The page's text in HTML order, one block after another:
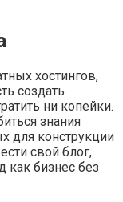
хостингов,
создать
ни копейки.
знания
для конструкции
свой блог,
как бизнес без